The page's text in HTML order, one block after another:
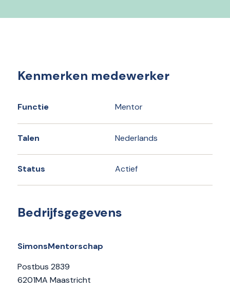
Kenmerken medewerker
Functie Mentor
Talen Nederlands
Status Actief
Bedrijfsgegevens
SimonsMentorschap
Postbus 2839
6201MA Maastricht